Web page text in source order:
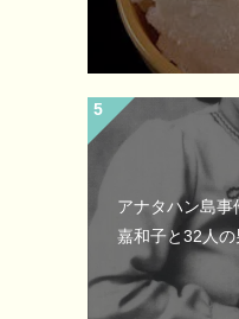
アナタハン島事
嘉和子と32人の